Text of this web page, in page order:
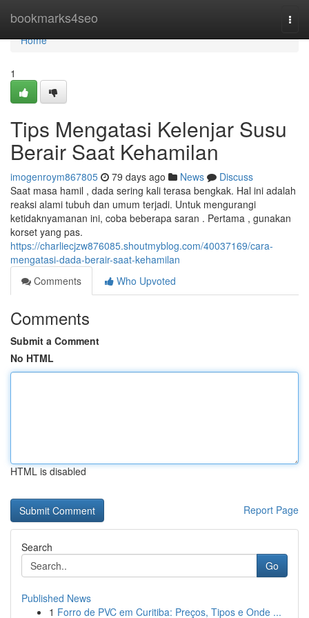
bookmarks4seo
Home
Home
1
Tips Mengatasi Kelenjar Susu
Berair Saat Kehamilan
imogenroym867805 79 days ago News
Discuss
Saat masa hamil , dada sering kali terasa bengkak. Hal ini adalah
reaksi alami tubuh dan umum terjadi. Untuk mengurangi
ketidaknyamanan ini, coba beberapa saran . Pertama , gunakan
korset yang pas.
https://charliecjzw876085.shoutmyblog.com/40037169/cara-
mengatasi-dada-berair-saat-kehamilan
Comments
Who Upvoted
Comments
Submit a Comment
No HTML
HTML is disabled
Report Page
Search
Go
Published News
1 Forro de PVC em Curitiba: Preços, Tipos e Onde ...